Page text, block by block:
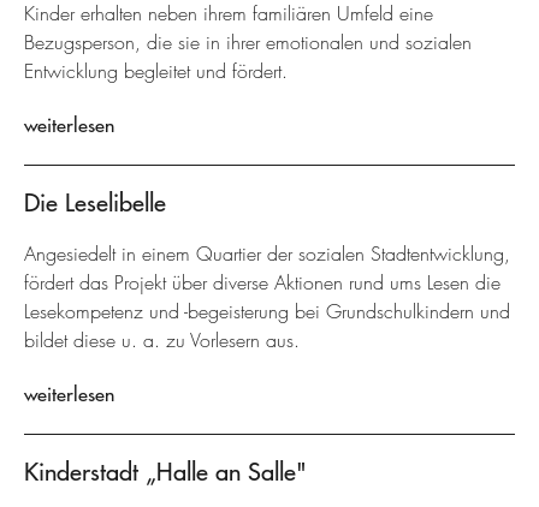
Kinder erhalten neben ihrem familiären Umfeld eine
Bezugsperson, die sie in ihrer emotionalen und sozialen
Entwicklung begleitet und fördert.
weiterlesen
Die Leselibelle
Angesiedelt in einem Quartier der sozialen Stadtentwicklung,
fördert das Projekt über diverse Aktionen rund ums Lesen die
Lesekompetenz und -begeisterung bei Grundschulkindern und
bildet diese u. a. zu Vorlesern aus.
weiterlesen
Kinderstadt „Halle an Salle"